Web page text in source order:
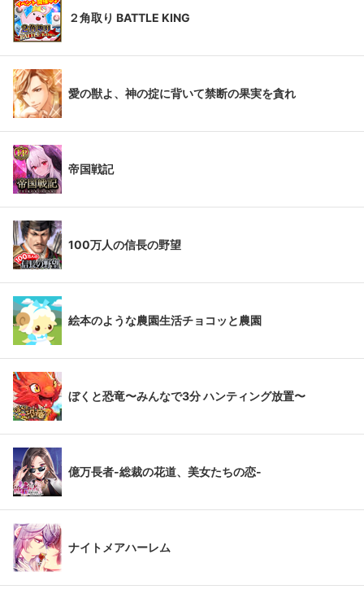
２角取り BATTLE KING
愛の獣よ、神の掟に背いて禁断の果実を貪れ
帝国戦記
100万人の信長の野望
絵本のような農園生活チョコッと農園
ぼくと恐竜〜みんなで3分 ハンティング放置〜
億万長者-総裁の花道、美女たちの恋-
ナイトメアハーレム